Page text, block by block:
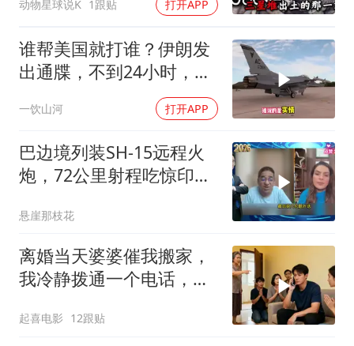
动物星球说K 1跟贴 打开APP
谁帮美国就打谁？伊朗发
出通牒，不到24小时，特
一饮山河 打开APP
巴边境列装SH-15远程火
炮，72公里射程吃惊印度
悬崖那枝花
离婚当天婆婆催我搬家，
我冷静拨通一个电话，全
起喜电影 12跟贴